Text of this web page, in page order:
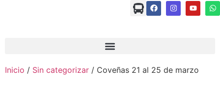
Inicio / Sin categorizar / Coveñas 21 al 25 de marzo